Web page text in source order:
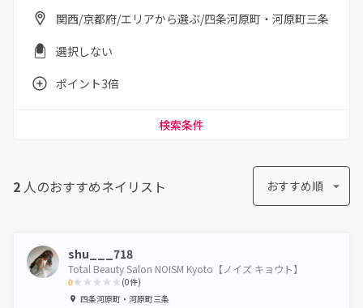
関西/京都府/エリアから選ぶ/四条河原町・河原町三条
選択しない
ポイント3倍
検索条件
2 人のおすすめネイリスト おすすめ順
shu___718
Total Beauty Salon NOISM Kyoto【ノイズ キョウト】
0
1 2 3 4 5
(0件)
四条河原町・河原町三条